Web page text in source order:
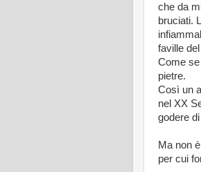
che da
bruciati.
faville
Come
pietre.
Così un
nel XX
godere
Ma non
per cui